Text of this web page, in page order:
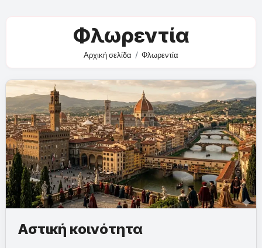
Φλωρεντία
Αρχική σελίδα Φλωρεντία
Αστική κοινότητα